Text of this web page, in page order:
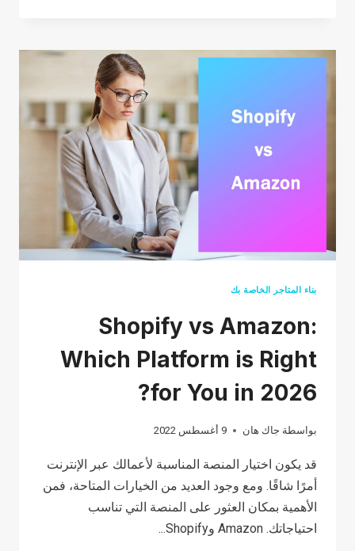
متجر
أم
متجر
في
بناء المتاجر الخاصة بك
Shopify vs Amazon:
Which Platform is Right
for You in 2026?
بواسطة جاك هان 9 أغسطس 2022
قد يكون اختيار المنصة المناسبة لأعمالك عبر الإنترنت
أمرًا شاقًا. ومع وجود العديد من الخيارات المتاحة، فمن
الأهمية بمكان العثور على المنصة التي تناسب
احتياجاتك. Amazon وShopify...